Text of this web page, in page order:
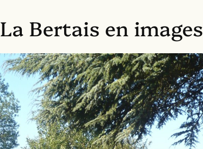
La Bertais en images